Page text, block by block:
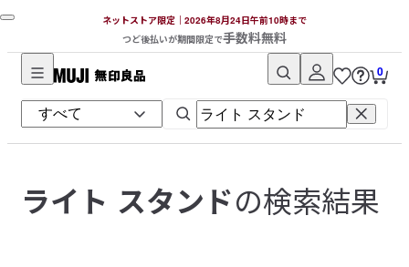
ネットストア限定｜2026年8月24日午前10時まで
つど後払いが期間限定で手数料無料
無
印
良
ッ
0
ライト スタンドの検索結果